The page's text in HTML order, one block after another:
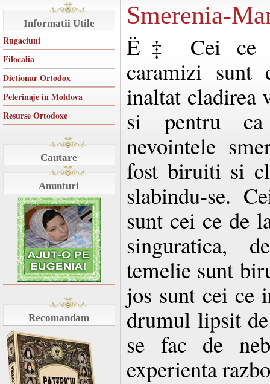
Informatii Utile
Rugaciuni
Filocalia
Dictionar Ortodox
Pelerinaje in Moldova
Resurse Ortodoxe
Cautare
Anunturi
Recomandam
Smerenia-
Ë‡ Cei ce
caramizi
inaltat cladirea
si pentru
nevointele
fost biruiti si
slabindu-se.
sunt cei ce de
singuratica,
temelie sunt
jos sunt cei ce
drumul lipsit
se fac de
experienta